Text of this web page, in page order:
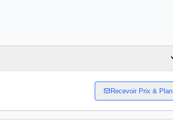
Recevoir Prix & Plan